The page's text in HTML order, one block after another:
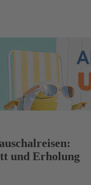
und Erholung